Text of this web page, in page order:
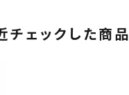
チェックした商品